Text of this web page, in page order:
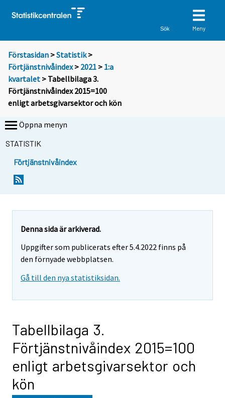
Sök Meny
Förstasidan >Statistik >
Förtjänstnivåindex> 2021 > 1:a
kvartalet > Tabellbilaga 3.
Förtjänstnivåindex 2015=100
enligt arbetsgivarsektor och kön
Öppna menyn
STATISTIK
Förtjänstnivåindex
Denna sida är arkiverad.
Uppgifter som publicerats efter 5.4.2022 finns på
den förnyade webbplatsen.
Gå till den nya statistiksidan.
Tabellbilaga 3.
Förtjänstnivåindex 2015=100
enligt arbetsgivarsektor och
kön